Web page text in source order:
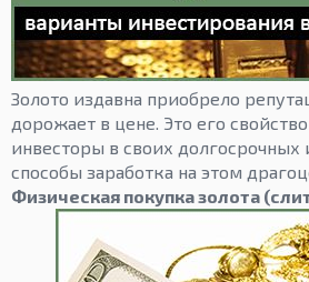
Золото издавна приобрело
дорожает в цене. Это его
инвесторы в своих
способы заработка на этом
Физическая покупка золота